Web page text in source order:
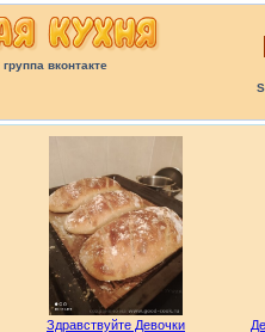
группа вконтакте